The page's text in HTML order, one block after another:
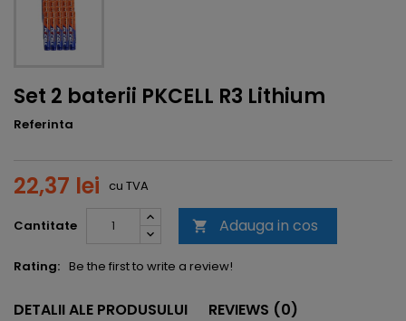
Set 2 baterii PKCELL R3 Lithium
Referinta
22,37 lei cu TVA
Cantitate  Adauga in cos
Rating: Be the first to write a review!
DETALII ALE PRODUSULUI REVIEWS (0)